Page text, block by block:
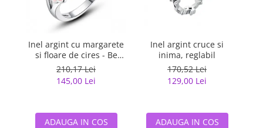
Inel argint cu margarete
si floare de cires - Be
Nature IST0017
210,17 Lei
145,00 Lei
ADAUGA IN COS
Inel argint cruce si
inima, reglabil
170,52 Lei
129,00 Lei
ADAUGA IN COS